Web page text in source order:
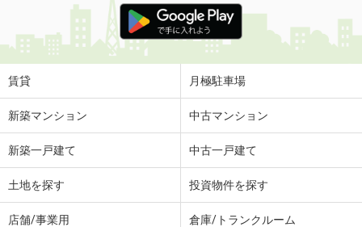
賃貸 月極駐車場
新築マンション 中古マンション
新築一戸建て 中古一戸建て
土地を探す 投資物件を探す
店舗/事業用 倉庫/トランクルーム